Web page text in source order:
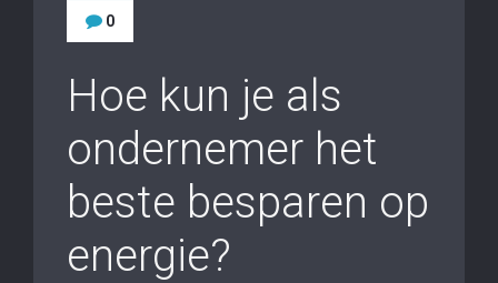
0
Hoe kun je als
ondernemer het
beste besparen op
energie?